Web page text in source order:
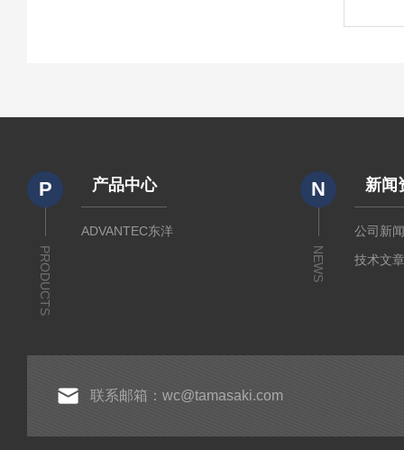
P
PRODUCTS
产品中心
ADVANTEC东洋
N
NEWS
新闻
公司新
技术文
联系邮箱：wc@tamasaki.com